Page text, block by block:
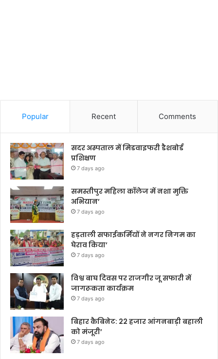
Popular Recent Comments
सदर अस्पताल में मिडवाइफरी डैशबोर्ड
प्रशिक्षण
7 days ago
समस्तीपुर महिला कॉलेज में नशा मुक्ति
अभियान’
7 days ago
हड़ताली सफाईकर्मियों ने नगर निगम का
घेराव किया’
7 days ago
विश्व बाघ दिवस पर राजगीर जू सफारी में
जागरूकता कार्यक्रम
7 days ago
बिहार कैबिनेट: 22 हजार आंगनबाड़ी बहाली
को मंजूरी’
7 days ago